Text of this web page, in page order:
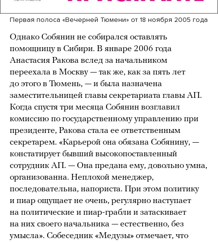
Первая полоса «Вечерней Тюмени» от 18 ноября 2005 года
Однако Собянин не собирался оставлять
помощницу в Сибири. В январе 2006 года
Анастасия Ракова вслед за начальником
переехала в Москву — так же, как за пять лет
до этого в Тюмень, — и была назначена
заместительницей главы секретариата главы АП.
Когда спустя три месяца Собянин возглавил
комиссию по государственному управлению при
президенте, Ракова стала ее ответственным
секретарем. «Карьерой она обязана Собянину, —
констатирует бывший высокопоставленный
сотрудник АП. — Она предана ему, довольно умна,
организованна. Неплохой менеджер,
последовательна, напориста. При этом политику
и пиар ощущает не очень, регулярно наступает
на политические и пиар-грабли и затаскивает
на них своего начальника — естественно, без
умысла». Собеседник «Медузы» отмечает, что